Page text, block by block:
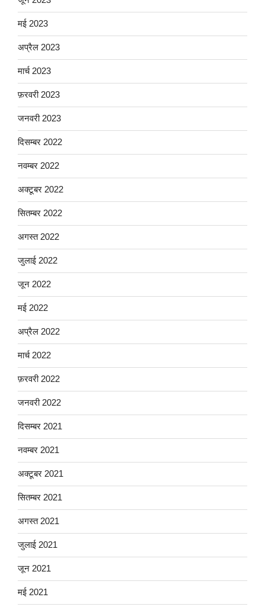
मई 2023
अप्रैल 2023
मार्च 2023
फ़रवरी 2023
जनवरी 2023
दिसम्बर 2022
नवम्बर 2022
अक्टूबर 2022
सितम्बर 2022
अगस्त 2022
जुलाई 2022
जून 2022
मई 2022
अप्रैल 2022
मार्च 2022
फ़रवरी 2022
जनवरी 2022
दिसम्बर 2021
नवम्बर 2021
अक्टूबर 2021
सितम्बर 2021
अगस्त 2021
जुलाई 2021
जून 2021
मई 2021